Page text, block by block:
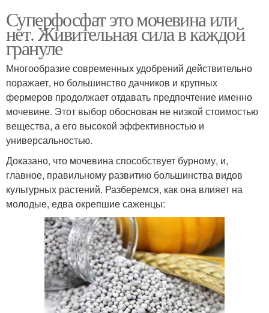
Суперфосфат это мочевина или
нет. Живительная сила в каждой
грануле
Многообразие современных удобрений действительно
поражает, но большинство дачников и крупных
фермеров продолжает отдавать предпочтение именно
мочевине. Этот выбор обоснован не низкой стоимостью
вещества, а его высокой эффективностью и
универсальностью.
Доказано, что мочевина способствует бурному, и,
главное, правильному развитию большинства видов
культурных растений. Разберемся, как она влияет на
молодые, едва окрепшие саженцы: